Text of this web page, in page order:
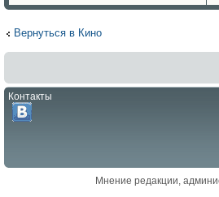
Вернуться в Кино
Контакты
Мнение редакции,